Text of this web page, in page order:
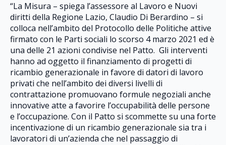
“La Misura – spiega l’assessore al Lavoro e Nuovi
diritti della Regione Lazio, Claudio Di Berardino – si
colloca nell’ambito del Protocollo delle Politiche attive
firmato con le Parti sociali lo scorso 4 marzo 2021 ed è
una delle 21 azioni condivise nel Patto. Gli interventi
hanno ad oggetto il finanziamento di progetti di
ricambio generazionale in favore di datori di lavoro
privati che nell’ambito dei diversi livelli di
contrattazione promuovano formule negoziali anche
innovative atte a favorire l’occupabilità delle persone
e l’occupazione. Con il Patto si scommette su una forte
incentivazione di un ricambio generazionale sia tra i
lavoratori di un’azienda che nel passaggio di